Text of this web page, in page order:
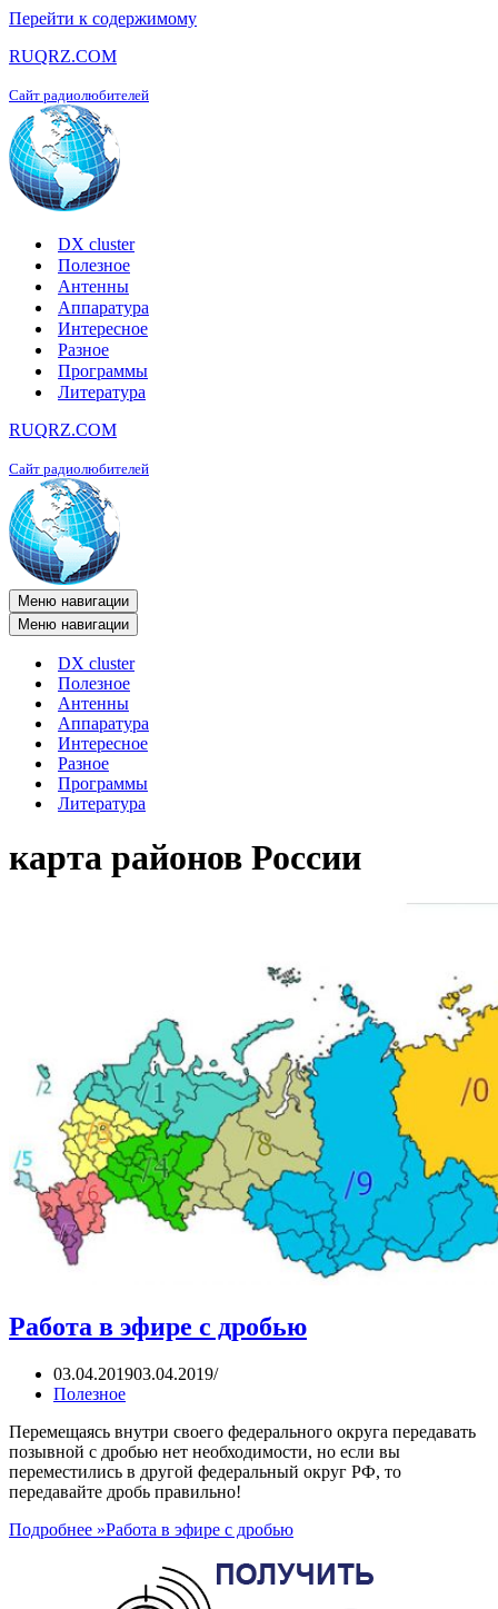
Перейти к содержимому
RUQRZ.COM
Сайт радиолюбителей
DX cluster
Полезное
Антенны
Аппаратура
Интересное
Разное
Программы
Литература
RUQRZ.COM
Сайт радиолюбителей
Меню навигации
Меню навигации
DX cluster
Полезное
Антенны
Аппаратура
Интересное
Разное
Программы
Литература
карта районов России
Работа в эфире с дробью
03.04.201903.04.2019
Полезное
Перемещаясь внутри своего федерального округа передавать
позывной с дробью нет необходимости, но если вы
переместились в другой федеральный округ РФ, то
передавайте дробь правильно!
Подробнее »Работа в эфире с дробью